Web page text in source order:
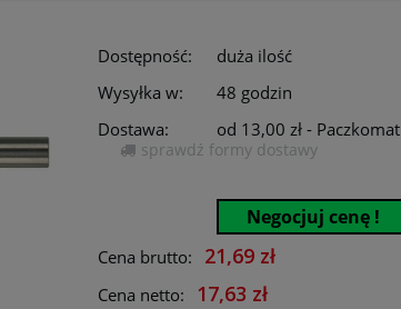
Dostępność:
duża ilość
Wysyłka w:
48 godzin
Dostawa:
od 13,00 zł - Paczkomat
sprawdź formy dostawy
Negocjuj cenę !
Cena brutto: 21,69 zł
Cena netto: 17,63 zł